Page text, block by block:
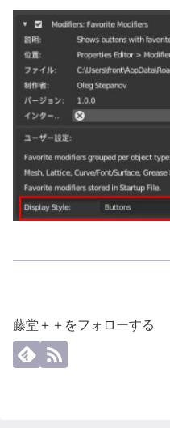
藤堂＋＋をフォローする